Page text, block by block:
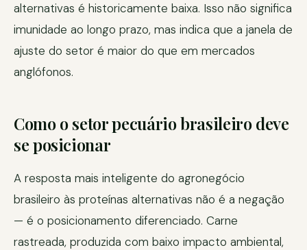
alternativas é historicamente baixa. Isso não significa
imunidade ao longo prazo, mas indica que a janela de
ajuste do setor é maior do que em mercados
anglófonos.
Como o setor pecuário brasileiro deve
se posicionar
A resposta mais inteligente do agronegócio
brasileiro às proteínas alternativas não é a negação
— é o posicionamento diferenciado. Carne
rastreada, produzida com baixo impacto ambiental,